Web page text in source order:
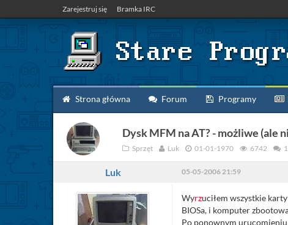
Zarejestruj się Bramka IRC
Strona główna Forum Programy
Dysk MFM na AT? - możliwe (ale
Sprzęt Luk 01-01-1970 6742
Luk 05-05-2006 21:59
Wyrzuciłem wszystkie
BIOSa, i komputer
Po ponownym urucomieniu